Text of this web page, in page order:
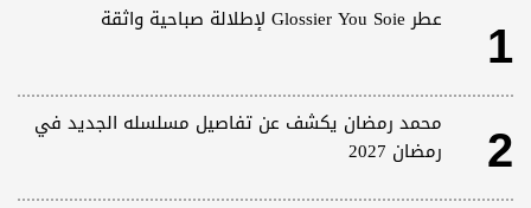
1 عطر Glossier You Soie لإطلالة صباحية واثقة
2
محمد رمضان يكشف عن تفاصيل مسلسله الجديد في
رمضان 2027